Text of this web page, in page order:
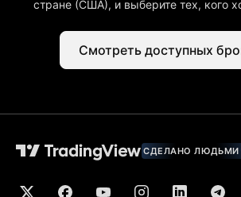
стране (США), и выберите тех, кого
Смотреть доступных
СДЕЛАНО ЛЮДЬМИ